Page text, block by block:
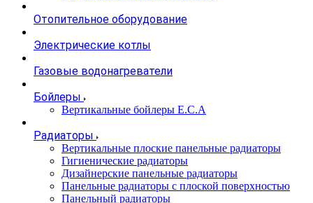
Отопительное оборудование
Электрические котлы
Газовые водонагреватели
Бойлеры
Вертикальные бойлеры E.C.A
Радиаторы
Вертикальные плоские панельные радиаторы
Гигиенические радиаторы
Дизайнерские панельные радиаторы
Панельные радиаторы с плоской поверхностью
Панельный радиаторы